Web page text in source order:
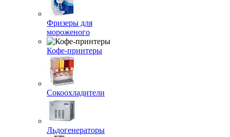
Фризеры для
мороженого
Кофе-принтеры
Сокоохладители
Льдогенераторы